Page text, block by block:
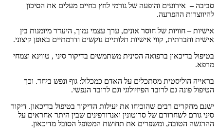
סביבה – אירועים והופעה של גורמי לחץ בחיים מעלים את הסיכון
להיווצרות ההפרעה.
אישיות – חוויות של חוסר אונים, ערך עצמי נמוך, היעדר מיומנות בין
אישית וחברתית, קווי אישיות תלותיים נוקשים ודרמתיים באופן קיצוני.
בטיפול בדיכאון ברפואה הסינית משתמשים בדיקור סיני , טווינא וצמחי
מרפא.
בראייה הוליסטית מסתכלים על האדם כמכלול: גוף ונפש ביחד. וכך
הטיפול פונה גם לרובד הפיזיולוגי וגם לרובד הנפשי.
ישנם מחקרים רבים שהוכיחו את יעילות הדיקור בטיפול בדיכאון. דיקור
סיני גורם לשחרורם של סרוטונין ואנדורפינים שבין היתר אחראים על
ההרגשה הטובה, ומשפרים את תחושת המטופל הסובל מדיכאון.